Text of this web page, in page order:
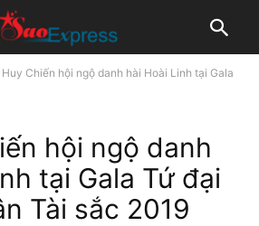
Huy Chiến hội ngộ danh hài Hoài Linh tại Gala
hội ngộ danh
tại Gala Tứ đại
Tài sắc 2019